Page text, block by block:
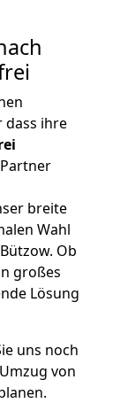
dass ihre
breite
Wahl
Ob
großes
Lösung
uns noch
von